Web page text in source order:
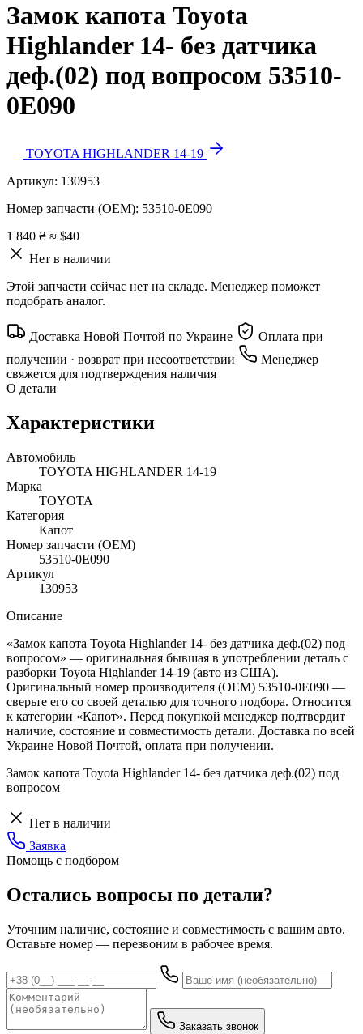
Замок капота Toyota
Highlander 14- без датчика
деф.(02) под вопросом 53510-
0E090
TOYOTA HIGHLANDER 14-19
Артикул: 130953
Номер запчасти (OEM): 53510-0E090
1 840 ₴ ≈ $40
Нет в наличии
Этой запчасти сейчас нет на складе. Менеджер поможет
подобрать аналог.
Доставка Новой Почтой по Украине
Оплата при
получении · возврат при несоответствии
Менеджер
свяжется для подтверждения наличия
О детали
Характеристики
Автомобиль
TOYOTA HIGHLANDER 14-19
Марка
TOYOTA
Категория
Капот
Номер запчасти (OEM)
53510-0E090
Артикул
130953
Описание
«Замок капота Toyota Highlander 14- без датчика деф.(02) под
вопросом» — оригинальная бывшая в употреблении деталь с
разборки Toyota Highlander 14-19 (авто из США).
Оригинальный номер производителя (OEM) 53510-0E090 —
сверьте его со своей деталью для точного подбора. Относится
к категории «Капот». Перед покупкой менеджер подтвердит
наличие, состояние и совместимость детали. Доставка по всей
Украине Новой Почтой, оплата при получении.
Замок капота Toyota Highlander 14- без датчика деф.(02) под
вопросом
Нет в наличии
Заявка
Помощь с подбором
Остались вопросы по детали?
Уточним наличие, состояние и совместимость с вашим авто.
Оставьте номер — перезвоним в рабочее время.
Заказать звонок